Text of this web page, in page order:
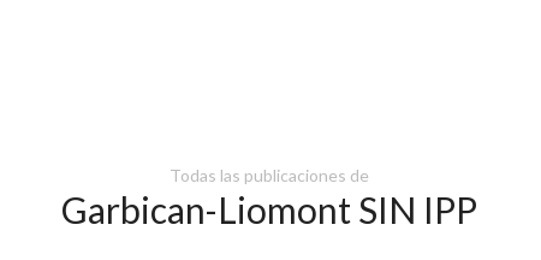
Todas las publicaciones de
Garbican-Liomont SIN IPP